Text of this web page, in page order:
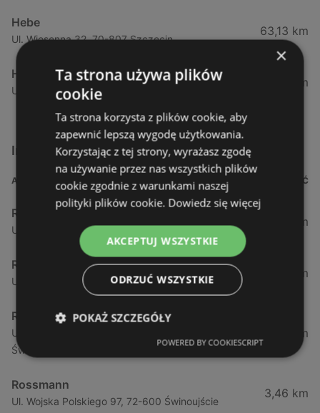
Hebe
Ul. Wiosenna 32, 70-807 Szczecin
63,13 km
Hebe
Ul. Andrzeja Struga 42, 70-784 Szczecin
63,93 km
Inne sklepy Kosmetyki w pobliżu
ADRES ODLEGŁOŚĆ
Rossmann
Ul. Grunwaldzka 1 / 1 a, 72-600 Świnoujście
0,99 km
Rossmann
Ul. Dąbrowskiego 5, 72-600 Świnoujście
1,35 km
Rossmann
Ul. Dąbrowskiego 5 (Galeria Świnoujście), 72-600
Świnoujście
1,35 km
Rossmann
Ul. Wojska Polskiego 97, 72-600 Świnoujście
3,46 km
×
Ta strona używa plików
cookie
Ta strona korzysta z plików cookie, aby
zapewnić lepszą wygodę użytkowania.
Korzystając z tej strony, wyrażasz zgodę
na używanie przez nas wszystkich plików
cookie zgodnie z warunkami naszej
polityki plików cookie. Dowiedz się więcej
AKCEPTUJ WSZYSTKIE
ODRZUĆ WSZYSTKIE
POKAŻ SZCZEGÓŁY
POWERED BY COOKIESCRIPT